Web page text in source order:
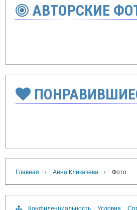
АВТОРСКИЕ
Главная › Анна Кликачева › Фото
Конфиденциальность Условия